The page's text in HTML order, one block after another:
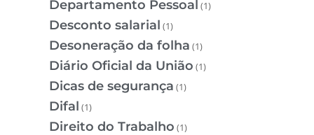
Departamento Pessoal (1)
Desconto salarial (1)
Desoneração da folha (1)
Diário Oficial da União (1)
Dicas de segurança (1)
Difal (1)
Direito do Trabalho (1)